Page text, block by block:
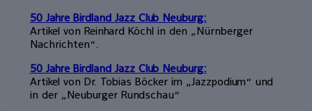
50 Jahre Birdland Jazz Club Neuburg:
Artikel von Reinhard Köchl in den „Nürnberger
Nachrichten“.
50 Jahre Birdland Jazz Club Neuburg:
Artikel von Dr. Tobias Böcker im „Jazzpodium“ und
in der „Neuburger Rundschau“